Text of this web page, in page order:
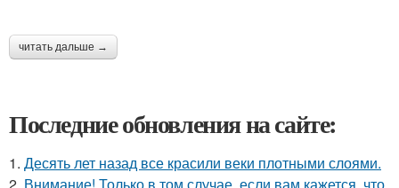
читать дальше →
Последние обновления на сайте:
1. Десять лет назад все красили веки плотными слоями.